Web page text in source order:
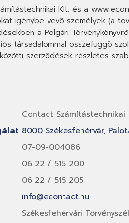
Kft. és a
igénybe vevõ személyek (a
a Polgári
társadalommal összefüggõ
szerzõdések részletes
Contact Számítástechnikai
8000 Székesfehérvár,
07-09-004086
06 22 / 515 200
06 22 / 515 205
info@econtact.hu
Székesfehérvári